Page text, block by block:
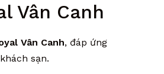
Vân Canh
Vân Canh, đáp ứng
sạn.